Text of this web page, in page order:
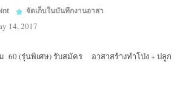
จัดเก็บในบันทึกงานอาสา
14, 2017
(รุ่นพิเศษ) รับสมัคร อาสาสร้างทำโป่ง + ปลูก